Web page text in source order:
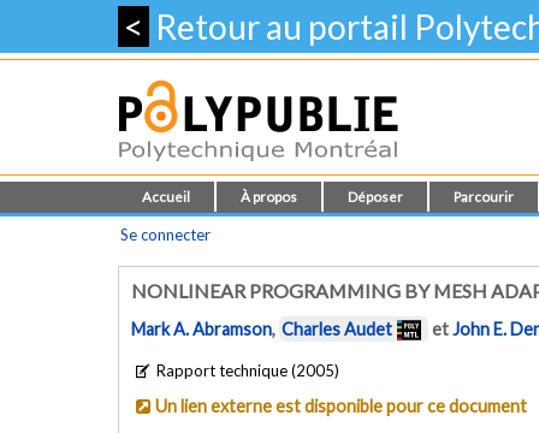
< Retour au portail
Accueil À propos Déposer Parcourir
Se connecter
NONLINEAR PROGRAMMING BY MESH
Mark A. Abramson, Charles Audet etJohn E.
Rapport technique (2005)
Un lien externe est disponible pour ce document